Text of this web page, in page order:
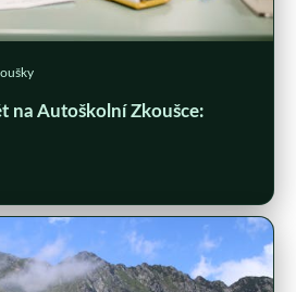
na Autoškolní Zkoušce: